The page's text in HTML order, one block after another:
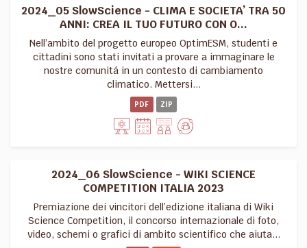
2024_05 SlowScience - CLIMA E SOCIETA’ TRA 50
ANNI: CREA IL TUO FUTURO CON O...
Nell’ambito del progetto europeo OptimESM, studenti e
cittadini sono stati invitati a provare a immaginare le
nostre comunitá in un contesto di cambiamento
climatico. Mettersi...
PDF ZIP
2024_06 SlowScience - WIKI SCIENCE
COMPETITION ITALIA 2023
Premiazione dei vincitori dell’edizione italiana di Wiki
Science Competition, il concorso internazionale di foto,
video, schemi o grafici di ambito scientifico che aiuta...